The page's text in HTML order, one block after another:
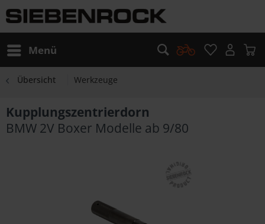
Menü
Übersicht Werkzeuge
Kupplungszentrierdorn
BMW 2V Boxer Modelle ab 9/80